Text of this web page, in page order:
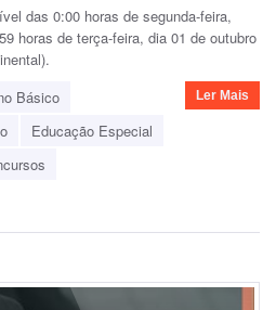
das 0:00 horas de segunda-feira,
horas de terça-feira, dia 01 de outubro
Básico
Educação Especial
Ler Mais